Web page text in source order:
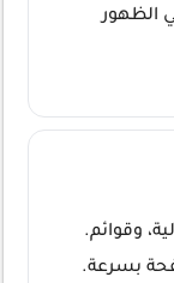
الظهور
وقوائم.
بسرعة.